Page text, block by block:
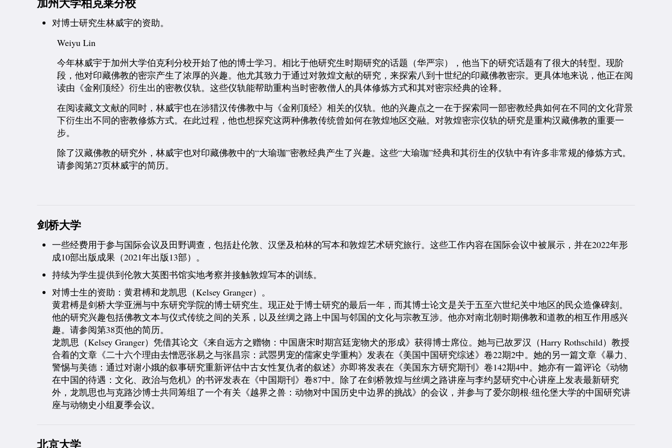
对博士研究生林威宇的资助。
Weiyu Lin
今年林威宇于加州大学伯克利分校开始了他的博士学习。相比于他研究生时期研究的话题（华严宗），他当下的研究话题有了很大的转型。现阶
段，他对印藏佛教的密宗产生了浓厚的兴趣。他尤其致力于通过对敦煌文献的研究，来探索八到十世纪的印藏佛教密宗。 更具体地来说，他正在阅
读由《金刚顶经》衍生出的密教仪轨。这些仪轨能帮助重构当时密教僧人的具体修炼方式和其对密宗经典的诠释。
在阅读藏文文献的同时，林威宇也在涉猎汉传佛教中与《金刚顶经》相关的仪轨。他的兴趣点之一在于探索同一部密教经典如何在不同的文化背景
下衍生出不同的密教修炼方式。在此过程，他也想探究这两种佛教传统曾如何在敦煌地区交融。对敦煌密宗仪轨的研究是重构汉藏佛教的重要一
步。
除了汉藏佛教的研究外，林威宇也对印藏佛教中的“大瑜珈”密教经典产生了兴趣。这些“大瑜珈”经典和其衍生的仪轨中有许多非常规的修炼方式。
请参阅第27页林威宇的简历。
剑桥大学
一些经费用于参与国际会议及田野调查，包括赴伦敦、汉堡及柏林的写本和敦煌艺术研究旅行。这些工作内容在国际会议中被展示，并在2022年形
成10部出版成果（2021年出版13部）。
持续为学生提供到伦敦大英图书馆实地考察并接触敦煌写本的训练。
对博士生的资助：黄君榑和龙凯思（Kelsey Granger）。
黄君榑是剑桥大学亚洲与中东研究学院的博士研究生。现正处于博士研究的最后一年，而其博士论文是关于五至六世纪关中地区的民众造像碑刻。
他的研究兴趣包括佛教文本与仪式传统之间的关系，以及丝绸之路上中国与邻国的文化与宗教互涉。他亦对南北朝时期佛教和道教的相互作用感兴
趣。请参阅第38页他的简历。
龙凯思（Kelsey Granger）凭借其论文《来自远方之赠物：中国唐宋时期宫廷宠物犬的形成》获得博士席位。她与已故罗汉（Harry Rothschild）教授
合着的文章《二十六个理由去憎恶张易之与张昌宗：武瞾男宠的儒家史学重构》发表在《美国中国研究综述》卷22期2中。她的另一篇文章《暴力、
警惕与美德：通过对谢小娥的叙事研究重新评估中古女性复仇者的叙述》亦即将发表在《美国东方研究期刊》卷142期4中。她亦有一篇评论《动物
在中国的待遇：文化、政治与危机》的书评发表在《中国期刊》卷87中。 除了在剑桥敦煌与丝绸之路讲座与李约瑟研究中心讲座上发表最新研究
外，龙凯思也与克路沙博士共同筹组了一个有关《越界之兽：动物对中国历史中边界的挑战》的会议，并参与了爱尔朗根·纽伦堡大学的中国研究讲
座与动物史小组夏季会议。
北京大学